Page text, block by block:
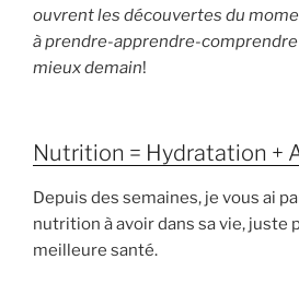
ouvrent les découvertes du
à prendre-apprendre-comprendre
mieux demain!
Nutrition = Hydratation +
Depuis des semaines, je vous ai
nutrition à avoir dans sa vie, juste
meilleure santé.